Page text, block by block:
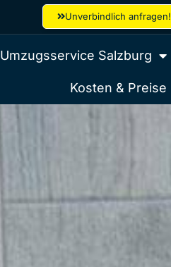
Unverbindlich anfragen!
Umzugsservice Salzburg
Kosten & Preise